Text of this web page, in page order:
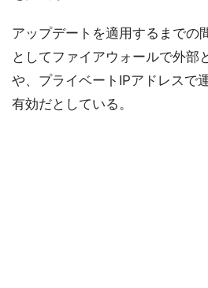
アップデートを適用するまでの
としてファイアウォールで外部
や、プライベートIPアドレスで
有効だとしている。